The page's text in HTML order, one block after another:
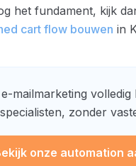
het fundament, kijk
cart flow bouwen in
mailmarketing
zonder
onze automation